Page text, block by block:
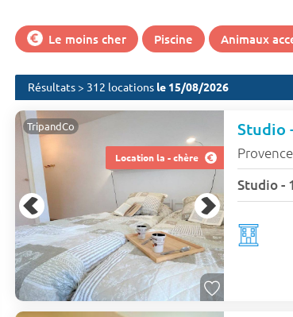
Le moins cher Piscine Animaux
Résultats > 312 locations le 15/08/2026
Location la - chère
TripandCo
Provence